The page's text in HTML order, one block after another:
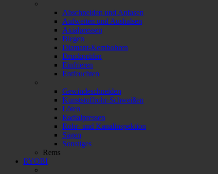
Abschneiden und Anfasen
Aufweiten und Aushalsen
Axialpressen
Biegen
Diamant-Kernbohren
Druckprüfen
Einfrieren
Entfeuchten
Gewindeschneiden
Kunststoffrohr-Schweißen
Löten
Radialpressen
Rohr- und Kanalinspektion
Sägen
Sonstiges
Rems
RYOBI